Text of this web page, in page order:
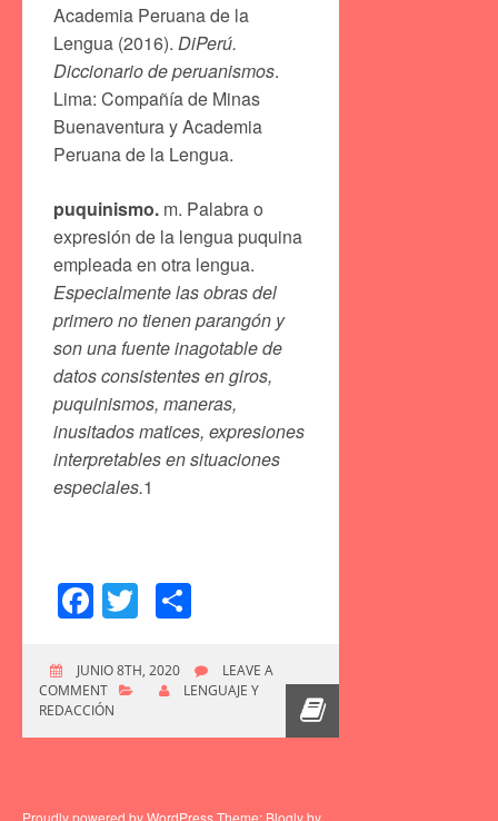
Academia Peruana de la
Lengua (2016). DiPerú.
Diccionario de peruanismos.
Lima: Compañía de Minas
Buenaventura y Academia
Peruana de la Lengua.
puquinismo. m. Palabra o
expresión de la lengua puquina
empleada en otra lengua.
Especialmente las obras del
primero no tienen parangón y
son una fuente inagotable de
datos consistentes en giros,
puquinismos, maneras,
inusitados matices, expresiones
interpretables en situaciones
especiales.1
Facebook
Twitter
JUNIO 8TH, 2020
LEAVE A
COMMENT
LENGUAJE Y
REDACCIÓN